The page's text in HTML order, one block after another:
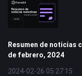
Resumen de noticias
de febrero, 2024
2024-02-26 05:27:15